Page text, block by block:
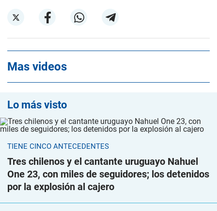
Mas videos
Lo más visto
TIENE CINCO ANTECEDENTES
Tres chilenos y el cantante uruguayo Nahuel
One 23, con miles de seguidores; los detenidos
por la explosión al cajero